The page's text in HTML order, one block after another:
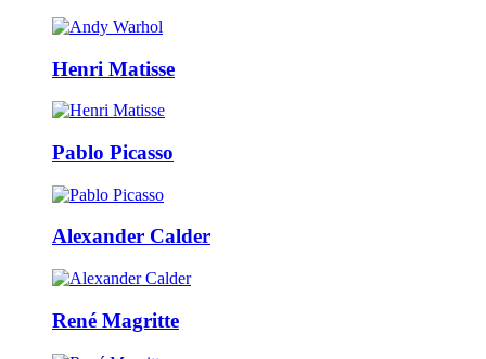
Henri Matisse
Pablo Picasso
Alexander Calder
René Magritte